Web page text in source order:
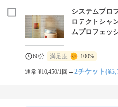
システムプロ
ロテクトシャ
ムプロフェッ
ルフラン（ミ
（プリグリオ
補修、美しい艶
60分 満足度 100%
通常 ¥10,450/1回 →2チケット